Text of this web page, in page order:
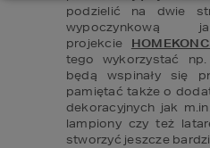
podzielić na dwie
projekcie
tego wykorzystać
będą wspinały się
pamiętać także o
dekoracyjnych jak
lampiony czy też
stworzyć jeszcze